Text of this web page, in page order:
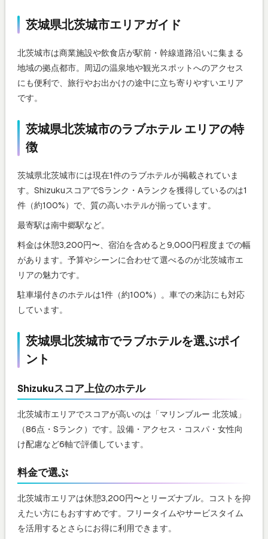
茨城県北茨城市エリアガイド
北茨城市は商業施設や飲食店が駅前・幹線道路沿いに集まる
地域の拠点都市。周辺の温泉地や観光スポットへのアクセス
にも便利で、旅行やお出かけの途中に立ち寄りやすいエリア
です。
茨城県北茨城市のラブホテル エリアの特
徴
茨城県北茨城市には現在1件のラブホテルが掲載されていま
す。ShizukuスコアでSランク・Aランクを獲得しているのは1
件（約100%）で、質の高いホテルが揃っています。
最寄駅は南中郷駅など。
料金は休憩3,200円〜、宿泊を含めると9,000円程度までの幅
があります。予算やシーンに合わせて選べるのが北茨城市エ
リアの魅力です。
駐車場付きのホテルは1件（約100%）。車での来訪にも対応
しています。
茨城県北茨城市でラブホテルを選ぶポイ
ント
Shizukuスコア上位のホテル
北茨城市エリアでスコアが高いのは「マリンブルー 北茨城」
（86点・Sランク）です。設備・アクセス・コスパ・女性向
け配慮など6軸で評価しています。
料金で選ぶ
北茨城市エリアは休憩3,200円〜とリーズナブル。コストを抑
えたい方にもおすすめです。フリータイムやサービスタイム
を活用するとさらにお得に利用できます。